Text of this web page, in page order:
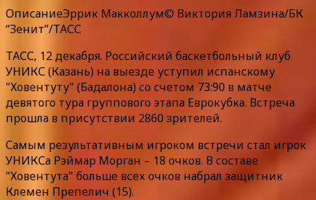
ОписаниеЭррик Макколлум© Виктория Ламзина/БК
“Зенит”/ТАСС
ТАСС, 12 декабря. Российский баскетбольный клуб
УНИКС (Казань) на выезде уступил испанскому
"Ховентуту" (Бадалона) со счетом 73:90 в матче
девятого тура группового этапа Еврокубка. Встреча
прошла в присутствии 2860 зрителей.
Самым результативным игроком встречи стал игрок
УНИКСа Рэймар Морган – 18 очков. В составе
"Ховентута" больше всех очков набрал защитник
Клемен Препелич (15).